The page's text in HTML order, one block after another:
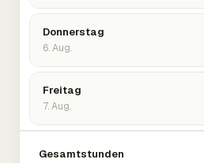
Donnerstag
6. Aug.
Freitag
7. Aug.
Gesamtstunden